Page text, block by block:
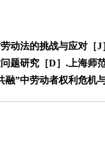
动法的挑战与应对［
题研究［D］.上海师
融”中劳动者权利危机